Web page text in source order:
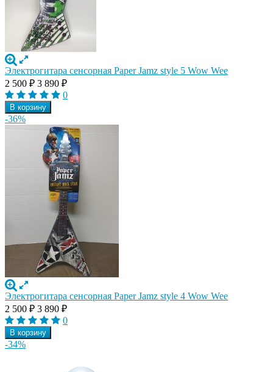
Электрогитара сенсорная Paper Jamz style 5 Wow Wee
2 500 ₽ 3 890 ₽
0
В корзину
-36%
Электрогитара сенсорная Paper Jamz style 4 Wow Wee
2 500 ₽ 3 890 ₽
0
В корзину
-34%